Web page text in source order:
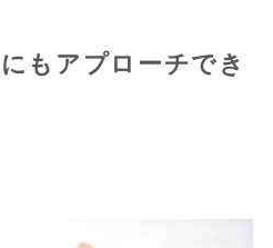
もアプローチでき